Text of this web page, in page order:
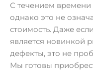
С течением времени
однако это не
стоимость. Даже
является новинкой
дефекты, это не
Мы готовы